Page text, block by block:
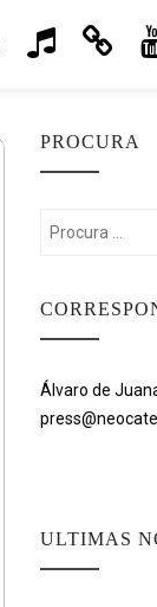
PROCURA
Search
Álvaro de
ULTIMAS